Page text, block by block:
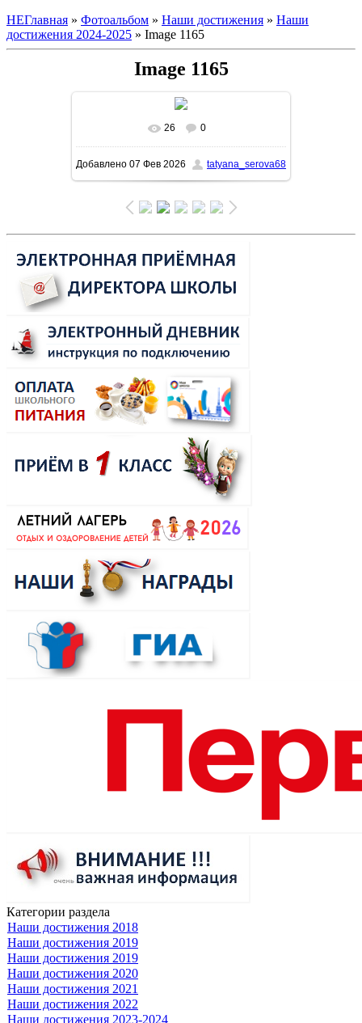
НЕГлавная » Фотоальбом » Наши достижения » Наши
достижения 2024-2025 » Image 1165
Image 1165
В реальном размере
452.8Kb
26 0
Добавлено 07 Фев 2026 tatyana_serova68
Категории раздела
Наши достижения 2018
Наши достижения 2019
Наши достижения 2019
Наши достижения 2020
Наши достижения 2021
Наши достижения 2022
Наши достижения 2023-2024